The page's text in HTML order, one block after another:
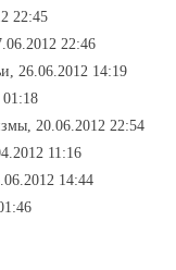
22:45
22:46
26.06.2012 14:19
20.06.2012 22:54
11:16
14:44